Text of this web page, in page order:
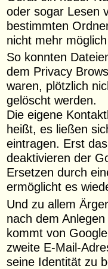
oder sogar Lesen
bestimmten
nicht mehr
So konnten
dem Privacy
waren, plötzlich
gelöscht werden.
Die eigene
heißt, es ließen
eintragen. Erst
deaktivieren der
Ersetzen durch
ermöglicht es
Und zu allem
nach dem
kommt von
zweite E-Mail-
seine Identität zu